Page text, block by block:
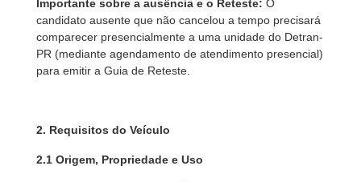
Importante sobre a ausência e o Reteste: O
candidato ausente que não cancelou a tempo precisará
comparecer presencialmente a uma unidade do Detran-
PR (mediante agendamento de atendimento presencial)
para emitir a Guia de Reteste.
2. Requisitos do Veículo
2.1 Origem, Propriedade e Uso